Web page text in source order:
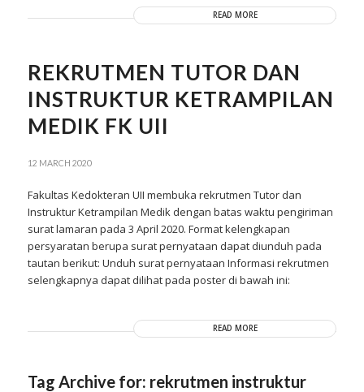
READ MORE
REKRUTMEN TUTOR DAN
INSTRUKTUR KETRAMPILAN
MEDIK FK UII
12 MARCH 2020
Fakultas Kedokteran UII membuka rekrutmen Tutor dan
Instruktur Ketrampilan Medik dengan batas waktu pengiriman
surat lamaran pada 3 April 2020. Format kelengkapan
persyaratan berupa surat pernyataan dapat diunduh pada
tautan berikut: Unduh surat pernyataan Informasi rekrutmen
selengkapnya dapat dilihat pada poster di bawah ini:
READ MORE
Tag Archive for: rekrutmen instruktur